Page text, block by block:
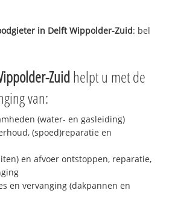
in Delft Wippolder-Zuid: bel
Zuidhelpt u met de
van:
(water- en gasleiding)
(spoed)reparatie en
en afvoer ontstoppen, reparatie,
en vervanging (dakpannen en